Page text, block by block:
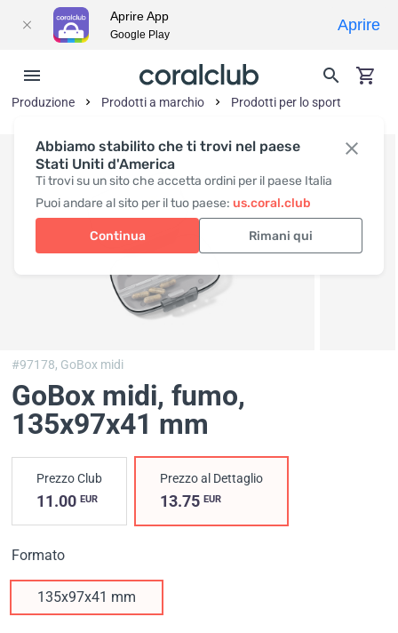
Abbiamo stabilito che ti trovi nel paese
Stati Uniti d'America
Ti trovi su un sito che accetta ordini per il paese Italia
Puoi andare al sito per il tuo paese: us.coral.club
Continua Rimani qui
Produzione Prodotti a marchio Prodotti per lo sport
#97178, GoBox midi
GoBox midi, fumo,
135х97х41 mm
Prezzo Club
11.00 EUR
Prezzo al Dettaglio
13.75EUR
Formato
135х97х41 mm
Aprire App
Google Play
Aprire